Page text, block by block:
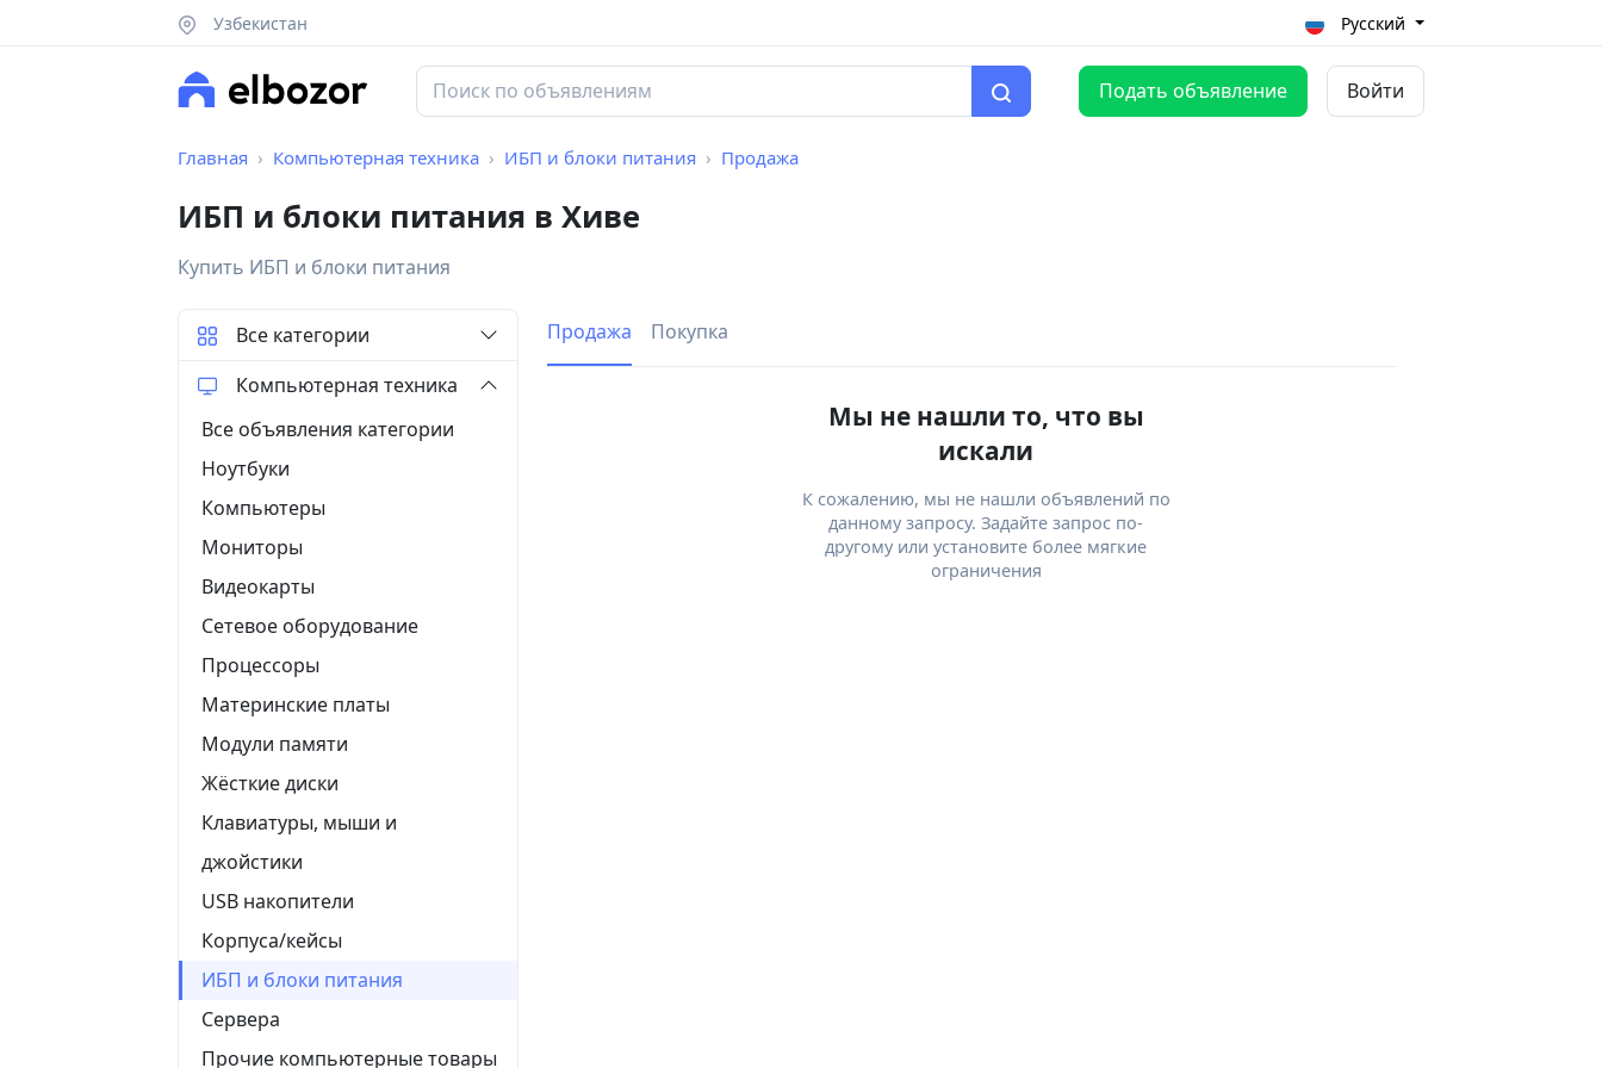
Узбекистан Русский
Подать объявление Войти
Главная Компьютерная техника ИБП и блоки питания Продажа
ИБП и блоки питания в Хиве
Купить ИБП и блоки питания
Продажа Покупка
Мы не нашли то, что вы
искали
К сожалению, мы не нашли объявлений по
данному запросу. Задайте запрос по-
другому или установите более мягкие
ограничения
Все категории
Компьютерная техника
Все объявления категории
Ноутбуки
Компьютеры
Мониторы
Видеокарты
Сетевое оборудование
Процессоры
Материнские платы
Модули памяти
Жёсткие диски
Клавиатуры, мыши и
джойстики
USB накопители
Корпуса/кейсы
ИБП и блоки питания
Сервера
Прочие компьютерные товары